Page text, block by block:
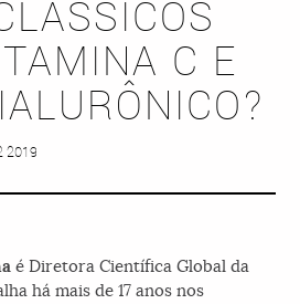
C E
2019
é Diretora Científica Global da
há mais de 17 anos nos